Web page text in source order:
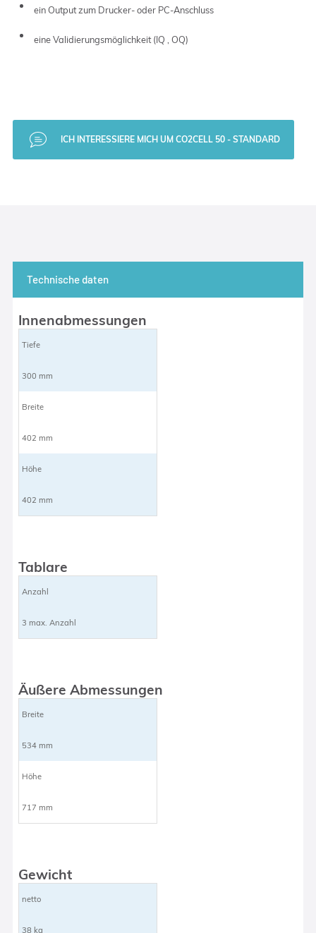
ein Output zum Drucker- oder PC-Anschluss
eine Validierungsmöglichkeit (IQ , OQ)
ICH INTERESSIERE MICH UM CO2CELL 50 - STANDARD
Technische daten
Innenabmessungen
Tiefe
300 mm
Breite
402 mm
Höhe
402 mm
Tablare
Anzahl
3 max. Anzahl
Äußere Abmessungen
Breite
534 mm
Höhe
717 mm
Gewicht
netto
38 kg